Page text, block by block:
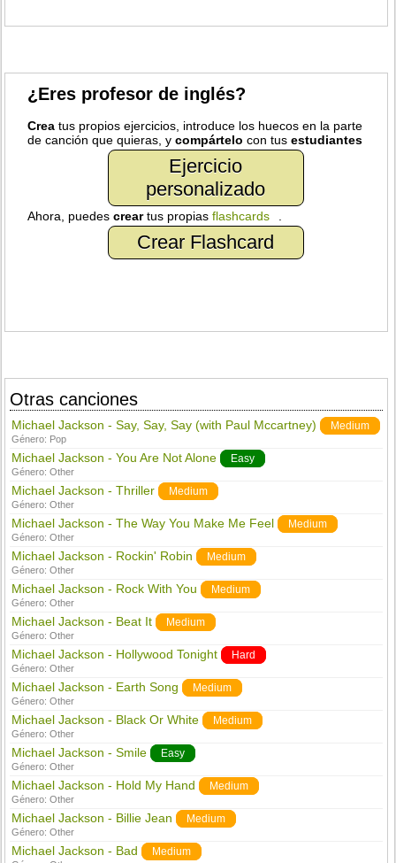
¿Eres profesor de inglés?
Crea tus propios ejercicios, introduce los huecos en la parte
de canción que quieras, ycompártelo con tusestudiantes
Ejercicio
personalizado
Ahora, puedescreartus propiasflashcards
Crear Flashcard
Otras canciones
Michael Jackson - Say, Say, Say (with Paul Mccartney) Medium
Género: Pop
Michael Jackson - You Are Not Alone Easy
Género:Other
Michael Jackson - Thriller Medium
Género:Other
Michael Jackson - The Way You Make Me Feel Medium
Género:Other
Michael Jackson - Rockin' Robin Medium
Género:Other
Michael Jackson - Rock With You Medium
Género:Other
Michael Jackson - Beat It Medium
Género:Other
Michael Jackson - Hollywood Tonight Hard
Género:Other
Michael Jackson - Earth Song Medium
Género:Other
Michael Jackson - Black Or White Medium
Género:Other
Michael Jackson - Smile Easy
Género:Other
Michael Jackson - Hold My Hand Medium
Género:Other
Michael Jackson - Billie Jean Medium
Género:Other
Michael Jackson - Bad Medium